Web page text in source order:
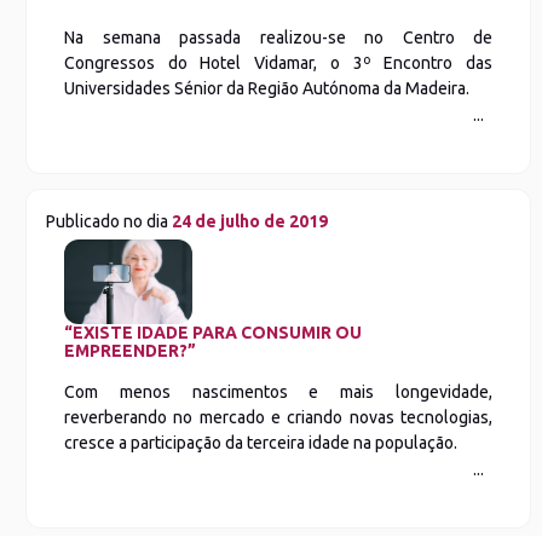
Na semana passada realizou-se no Centro de
Congressos do Hotel Vidamar, o 3º Encontro das
Universidades Sénior da Região Autónoma da Madeira.
Publicado no dia 24 de julho de 2019
“EXISTE IDADE PARA CONSUMIR OU
EMPREENDER?”
Com menos nascimentos e mais longevidade,
reverberando no mercado e criando novas tecnologias,
cresce a participação da terceira idade na população.